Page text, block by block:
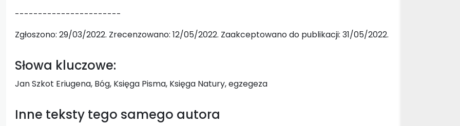
-----------------------
Zgłoszono: 29/03/2022. Zrecenzowano: 12/05/2022. Zaakceptowano do publikacji: 31/05/2022.
Słowa kluczowe:
Jan Szkot Eriugena, Bóg, Księga Pisma, Księga Natury, egzegeza
Inne teksty tego samego autora